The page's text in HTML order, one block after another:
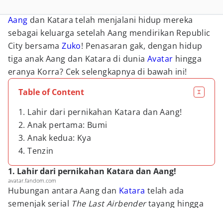
Aang dan Katara telah menjalani hidup mereka
sebagai keluarga setelah Aang mendirikan Republic
City bersamaZuko! Penasaran gak, dengan hidup
tiga anak Aang dan Katara di dunia Avatar hingga
eranya Korra? Cek selengkapnya di bawah ini!
Table of Content
1. Lahir dari pernikahan Katara dan Aang!
2. Anak pertama: Bumi
3. Anak kedua: Kya
4. Tenzin
1. Lahir dari pernikahan Katara dan Aang!
avatar.fandom.com
Hubungan antara Aang dan Katara telah ada
semenjak serial The Last Airbendertayang hingga